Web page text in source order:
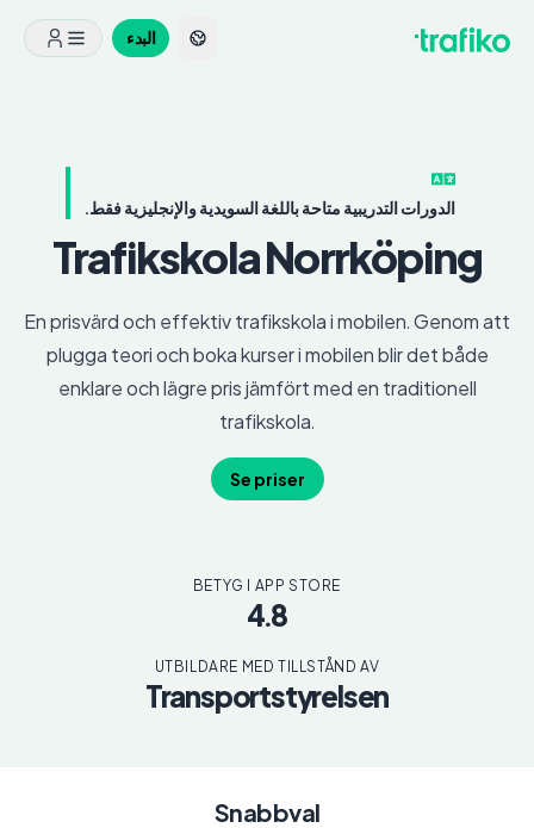
البدء
الدورات التدريبية متاحة باللغة السويدية والإنجليزية فقط.
TrafikskolaNorrköping
En prisvärd och effektiv trafikskola i mobilen. Genom att
plugga teori och boka kurser i mobilen blir det både
enklare och lägre pris jämfört med en traditionell
trafikskola.
Se priser
BETYG I APP STORE
4.8
UTBILDARE MED TILLSTÅND AV
Transportstyrelsen
Snabbval